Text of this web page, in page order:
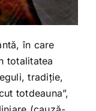
în care
totalitatea
tradiție,
totdeauna”,